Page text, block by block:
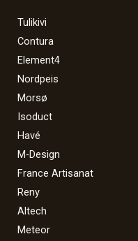
Tulikivi
Contura
Element4
Nordpeis
Morsø
Isoduct
Havé
M-Design
France Artisanat
Reny
Altech
Meteor